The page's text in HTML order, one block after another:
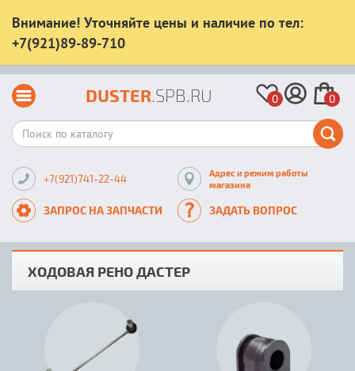
Внимание! Уточняйте цены и наличие по тел:
+7(921)89-89-710
DUSTER.SPB.RU 0 0
+7(921)741-22-44
Адрес и режим работы
магазина
ЗАПРОС НА ЗАПЧАСТИ ЗАДАТЬ ВОПРОС
ХОДОВАЯ РЕНО ДАСТЕР